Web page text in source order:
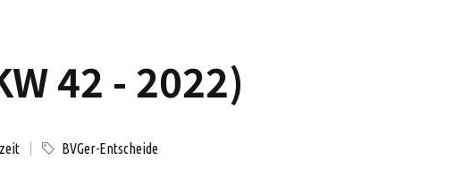
42 - 2022)
BVGer-Entscheide